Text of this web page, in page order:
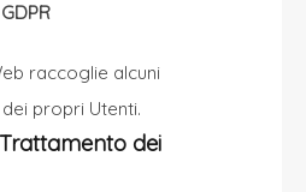
raccoglie alcuni
propri Utenti.
dei